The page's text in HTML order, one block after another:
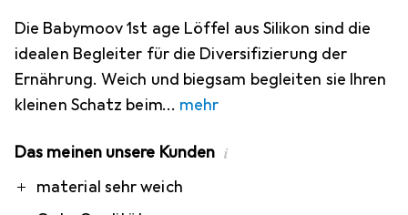
Die Babymoov 1st age Löffel aus Silikon sind die
idealen Begleiter für die Diversifizierung der
Ernährung. Weich und biegsam begleiten sie Ihren
kleinen Schatz beim
mehr
Das meinen unsere Kunden i
Promaterial sehr weich
Contra